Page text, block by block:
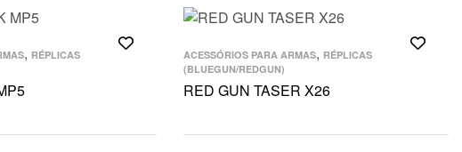
, RÉPLICAS
ACESSÓRIOS PARA ARMAS, RÉPLICAS
(BLUEGUN/REDGUN)
RED GUN TASER X26